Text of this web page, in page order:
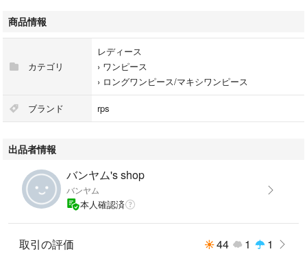
商品情報
カテゴリ
レディース
› ワンピース
› ロングワンピース/マキシワンピース
ブランド rps
出品者情報
バンヤム's shop
バンヤム
本人確認済
取引の評価 44 1 1